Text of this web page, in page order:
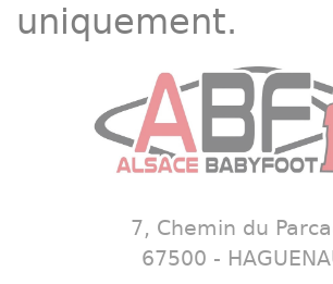
uniquement.
7, Chemin du
67500 -